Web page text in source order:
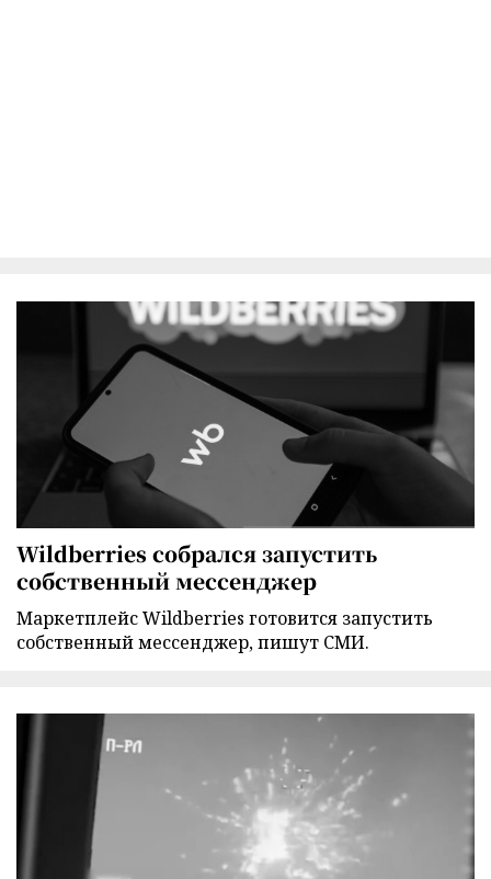
Wildberries собрался запустить
собственный мессенджер
Маркетплейс Wildberries готовится запустить
собственный мессенджер, пишут СМИ.